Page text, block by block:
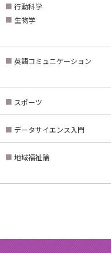
■ 行動科学
■ 生物学
■ 英語コミュニケーション
■ スポーツ
■ データサイエンス入門
■ 地域福祉論